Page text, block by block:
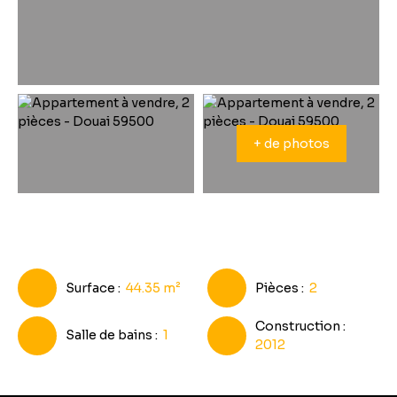
+ de photos
Surface : 44.35 m² Pièces : 2
Salle de bains : 1
Construction:
2012